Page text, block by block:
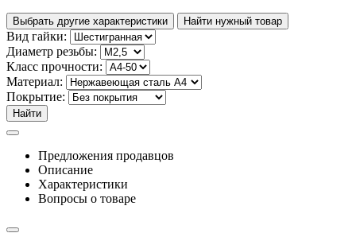
Выбрать другие характеристики Найти нужный товар
Вид гайки:
Диаметр резьбы:
Класс прочности:
Материал:
Покрытие:
Найти
Предложения продавцов
Описание
Характеристики
Вопросы о товаре